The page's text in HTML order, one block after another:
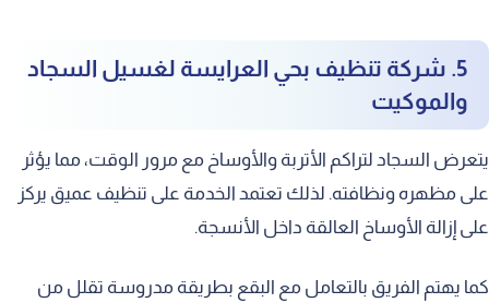
5. شركة تنظيف بحي العرايسة لغسيل السجاد
والموكيت
يتعرض السجاد لتراكم الأتربة والأوساخ مع مرور الوقت، مما يؤثر
على مظهره ونظافته. لذلك تعتمد الخدمة على تنظيف عميق يركز
على إزالة الأوساخ العالقة داخل الأنسجة.
كما يهتم الفريق بالتعامل مع البقع بطريقة مدروسة تقلل من